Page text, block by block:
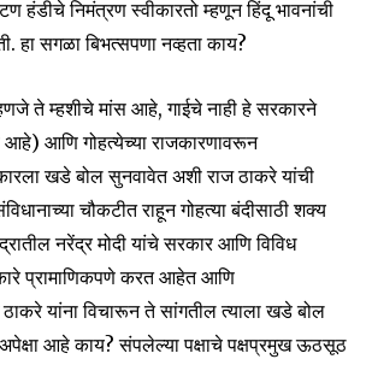
हंडीचे निमंत्रण स्वीकारतो म्हणून हिंदू भावनांची
हा सगळा बिभत्सपणा नव्हता काय?
ते म्हशीचे मांस आहे, गाईचे नाही हे सरकारने
आणि गोहत्येच्या राजकारणावरून
खडे बोल सुनवावेत अशी राज ठाकरे यांची
चौकटीत राहून गोहत्या बंदीसाठी शक्य
नरेंद्र मोदी यांचे सरकार आणि विविध
प्रामाणिकपणे करत आहेत आणि
यांना विचारून ते सांगतील त्याला खडे बोल
आहे काय? संपलेल्या पक्षाचे पक्षप्रमुख ऊठसूठ